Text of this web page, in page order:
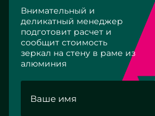
Внимательный и
деликатный менеджер
подготовит расчет и
сообщит стоимость
зеркал на стену в раме из
алюминия